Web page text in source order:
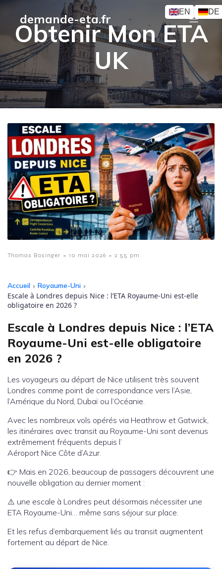
demande-eta.fr
Obtenir Mon ETA
UK
Thomas Bosinger - 10 mai 2026 - 2:55 pm
Accueil › Royaume-Uni ›
Escale à Londres depuis Nice : l’ETA Royaume-Uni est-elle
obligatoire en 2026 ?
Escale à Londres depuis Nice : l’ETA
Royaume-Uni est-elle obligatoire
en 2026 ?
Les voyageurs au départ de Nice utilisent très souvent
Londres comme point de correspondance vers l’Asie,
l’Amérique du Nord, Dubaï ou l’Océanie.
Avec les nombreux vols opérés via Heathrow et Gatwick,
les itinéraires avec transit au Royaume-Uni sont devenus
extrêmement fréquents depuis l’
Aéroport Nice Côte d’Azur.
👉 Mais en 2026, beaucoup de passagers découvrent une
nouvelle obligation au dernier moment :
⚠️ une escale à Londres peut désormais nécessiter une
ETA Royaume-Uni… même sans séjour sur place.
Et les refus d’embarquement liés au transit augmentent
fortement au départ de Nice.
EN DE